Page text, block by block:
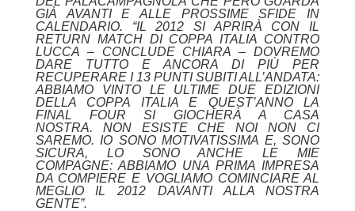
GIÀ AVANTI E ALLE PROSSIME SFIDE IN
CALENDARIO. “IL 2012 SI APRIRÀ CON IL
RETURN MATCH DI COPPA ITALIA CONTRO
LUCCA – CONCLUDE CHIARA – DOVREMO
DARE TUTTO E ANCORA DI PIÙ PER
RECUPERARE I 13 PUNTI SUBITI ALL’ANDATA:
ABBIAMO VINTO LE ULTIME DUE EDIZIONI
DELLA COPPA ITALIA E QUEST’ANNO LA
FINAL FOUR SI GIOCHERÀ A CASA
NOSTRA. NON ESISTE CHE NOI NON CI
SAREMO. IO SONO MOTIVATISSIMA E, SONO
SICURA, LO SONO ANCHE LE MIE
COMPAGNE: ABBIAMO UNA PRIMA IMPRESA
DA COMPIERE E VOGLIAMO COMINCIARE AL
MEGLIO IL 2012 DAVANTI ALLA NOSTRA
GENTE”.